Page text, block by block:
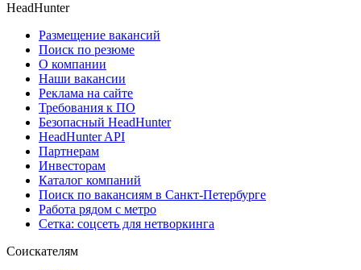
HeadHunter
Размещение вакансий
Поиск по резюме
О компании
Наши вакансии
Реклама на сайте
Требования к ПО
Безопасный HeadHunter
HeadHunter API
Партнерам
Инвесторам
Каталог компаний
Поиск по вакансиям в Санкт-Петербурге
Работа рядом с метро
Сетка: соцсеть для нетворкинга
Соискателям